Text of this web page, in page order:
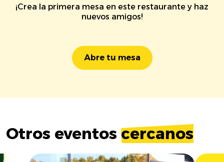
¡Crea la primera mesa en este restaurante y haz
nuevos amigos!
Abre tu mesa
Otros eventos cercanos